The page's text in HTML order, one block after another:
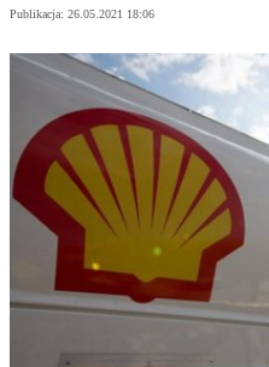
Publikacja: 26.05.2021 18:06